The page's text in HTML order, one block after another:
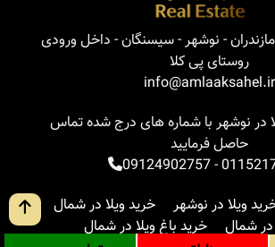
- نوشهر - سیسنگان - داخل ورودی
روستای پی کلا
info@amlaaksahel.ir
در نوشهر با شماره های درج شده تماس
حاصل فرمایید
-
09124902757
ویلا در نوشهر
خرید ویلا در شمال
شمال
خرید باغ ویلا در شمال